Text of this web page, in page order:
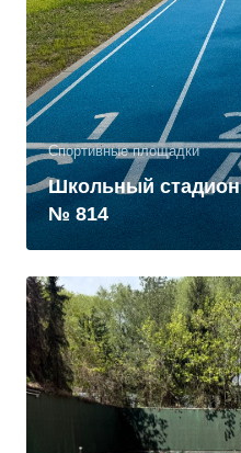
Спортивные площадки
Школьный
№ 814